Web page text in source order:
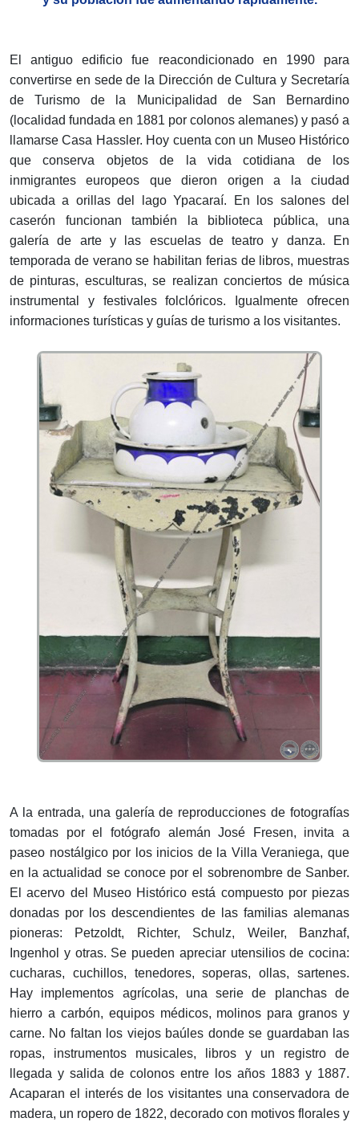
El antiguo edificio fue reacondicionado en 1990 para
convertirse en sede de la Dirección de Cultura y Secretaría
de Turismo de la Municipalidad de San Bernardino
(localidad fundada en 1881 por colonos alemanes) y pasó a
llamarse Casa Hassler. Hoy cuenta con un Museo Histórico
que conserva objetos de la vida cotidiana de los
inmigrantes europeos que dieron origen a la ciudad
ubicada a orillas del lago Ypacaraí. En los salones del
caserón funcionan también la biblioteca pública, una
galería de arte y las escuelas de teatro y danza. En
temporada de verano se habilitan ferias de libros, muestras
de pinturas, esculturas, se realizan conciertos de música
instrumental y festivales folclóricos. Igualmente ofrecen
informaciones turísticas y guías de turismo a los visitantes.
A la entrada, una galería de reproducciones de fotografías
tomadas por el fotógrafo alemán José Fresen, invita a
paseo nostálgico por los inicios de la Villa Veraniega, que
en la actualidad se conoce por el sobrenombre de Sanber.
El acervo del Museo Histórico está compuesto por piezas
donadas por los descendientes de las familias alemanas
pioneras: Petzoldt, Richter, Schulz, Weiler, Banzhaf,
Ingenhol y otras. Se pueden apreciar utensilios de cocina:
cucharas, cuchillos, tenedores, soperas, ollas, sartenes.
Hay implementos agrícolas, una serie de planchas de
hierro a carbón, equipos médicos, molinos para granos y
carne. No faltan los viejos baúles donde se guardaban las
ropas, instrumentos musicales, libros y un registro de
llegada y salida de colonos entre los años 1883 y 1887.
Acaparan el interés de los visitantes una conservadora de
madera, un ropero de 1822, decorado con motivos florales y